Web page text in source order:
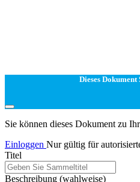
Dieses Dokument
Sie können dieses Dokument zu
Einloggen Nur gültig für
Titel
Beschreibung (wahlweise)